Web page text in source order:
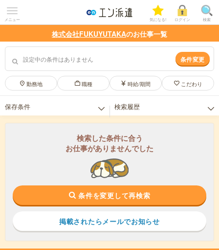
メニュー 気になる! ログイン 検索
株式会社FUKUYUTAKAのお仕事一覧
設定中の条件はありません 条件変更
勤務地 職種 時給/期間 こだわり
保存条件 検索履歴
検索した条件に合う
お仕事がありませんでした
条件を変更して再検索
掲載されたらメールでお知らせ